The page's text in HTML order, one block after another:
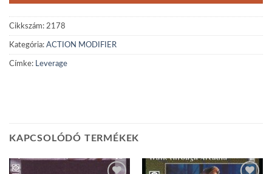
Cikkszám: 2178
Kategória: ACTION MODIFIER
Címke: Leverage
KAPCSOLÓDÓ TERMÉKEK